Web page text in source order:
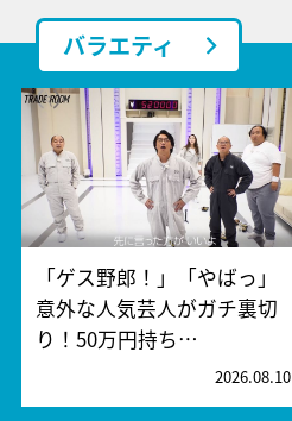
バラエティ
「ゲス野郎！」「やばっ」
意外な人気芸人がガチ裏切
り！50万円持ち…
2026.08.10